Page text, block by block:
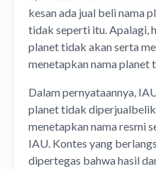
kesan ada jual beli nama
tidak seperti itu. Apalagi,
planet tidak akan serta
menetapkan nama planet
Dalam pernyataannya,
planet tidak
menetapkan nama resmi
IAU. Kontes yang
dipertegas bahwa hasil